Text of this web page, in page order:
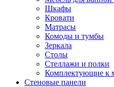
Шкафы
Кровати
Матрасы
Комоды и тумбы
Зеркала
Столы
Стеллажи и полки
Комплектующие к
Стеновые панели